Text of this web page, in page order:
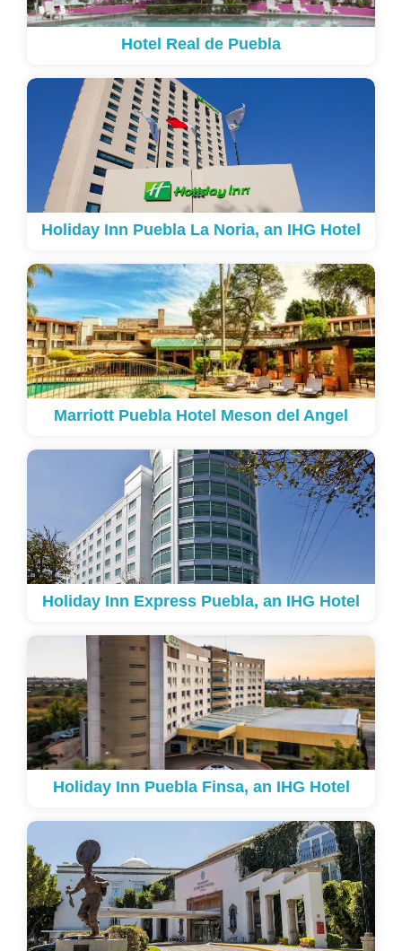
Hotel Real de Puebla
Holiday Inn Puebla La Noria, an IHG Hotel
Marriott Puebla Hotel Meson del Angel
Holiday Inn Express Puebla, an IHG Hotel
Holiday Inn Puebla Finsa, an IHG Hotel